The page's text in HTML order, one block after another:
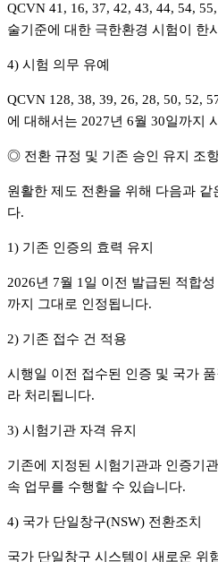
QCVN 41, 16, 37, 42, 43, 44, 54,
술기준에 대한 극한환경 시험이 한
4) 시험 의무 유예
QCVN 128, 38, 39, 26, 28, 50, 52,
에 대해서는 2027년 6월 30일까지
◎ 전환 규정 및 기존 승인 유지 조
원활한 제도 전환을 위해 다음과 같
다.
1) 기존 인증의 효력 유지
2026년 7월 1일 이전 발급된 적합
까지 그대로 인정됩니다.
2) 기존 접수 건 적용
시행일 이전 접수된 인증 및 국가
라 처리됩니다.
3) 시험기관 자격 유지
기존에 지정된 시험기관과 인증기
속 업무를 수행할 수 있습니다.
4) 국가 단일창구(NSW) 전환조치
국가 단일창구 시스템이 새로운 위